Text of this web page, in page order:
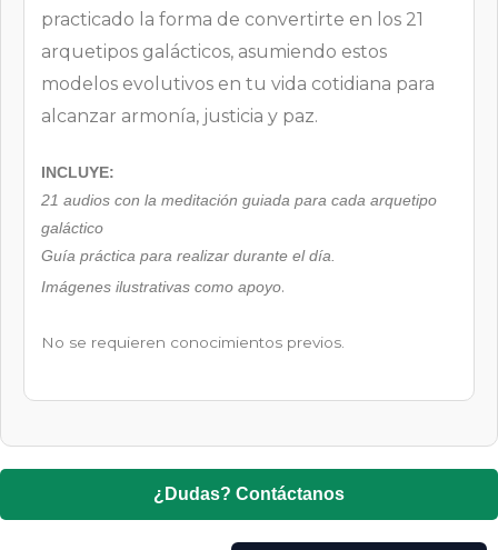
practicado la forma de convertirte en los 21
arquetipos galácticos, asumiendo estos
modelos evolutivos en tu vida cotidiana para
alcanzar armonía, justicia y paz.
INCLUYE:
21 audios con la meditación guiada para cada arquetipo
galáctico
Guía práctica para realizar durante el día.
Imágenes ilustrativas como apoyo.
No se requieren conocimientos previos.
¿Dudas? Contáctanos